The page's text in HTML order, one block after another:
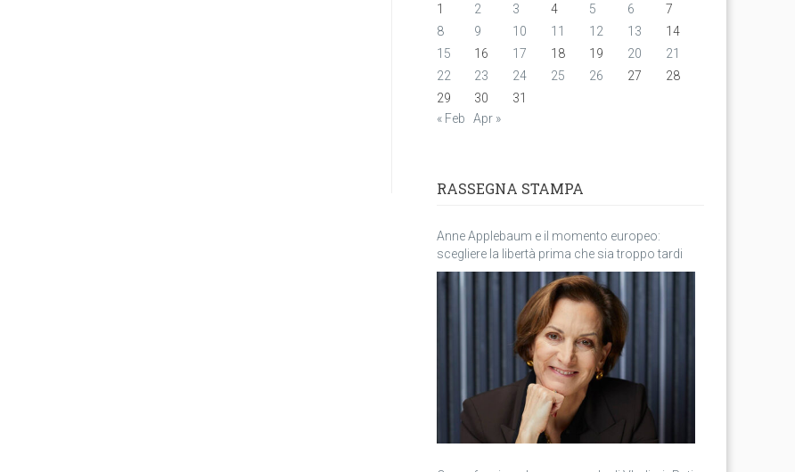
1
2 3 4 5 6
7
8
9 10 11 12 13
14
15
16 17 18 19 20
21
22
23 24 25 26 27
28
29
30
31
« Feb
Apr »
RASSEGNA STAMPA
Anne Applebaum e il momento europeo:
scegliere la libertà prima che sia troppo tardi